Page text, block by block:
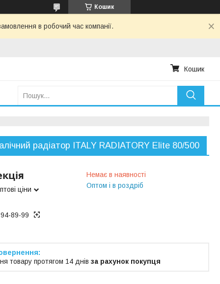
Кошик
в робочий час компанії.
Кошик
радіатор ITALY RADIATORY Elite 80/500
ціни
Немає в наявності
Оптом і в роздріб
89-99
товару протягом 14 днів за рахунок покупця